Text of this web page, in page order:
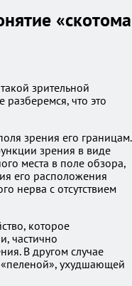
«скотома
зрительной
разберемся, что это
зрения его границам.
зрения в виде
места в поле обзора,
его расположения
нерва с отсутствием
которое
частично
В другом случае
ухудшающей